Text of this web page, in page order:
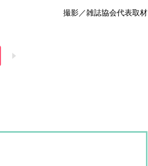
撮影／雑誌協会代表取材